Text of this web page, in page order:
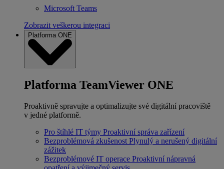
Microsoft Teams
Zobrazit veškerou integraci
Platforma ONE
Platforma TeamViewer ONE
Proaktivně spravujte a optimalizujte své digitální pracoviště
v jedné platformě.
Pro štíhlé IT týmy Proaktivní správa zařízení
Bezproblémová zkušenost Plynulý a nerušený digitální
zážitek
Bezproblémové IT operace Proaktivní nápravná